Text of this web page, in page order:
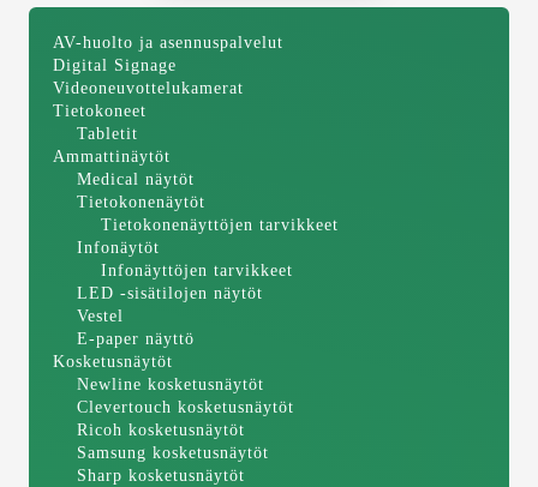
AV-huolto ja asennuspalvelut
Digital Signage
Videoneuvottelukamerat
Tietokoneet
Tabletit
Ammattinäytöt
Medical näytöt
Tietokonenäytöt
Tietokonenäyttöjen tarvikkeet
Infonäytöt
Infonäyttöjen tarvikkeet
LED -sisätilojen näytöt
Vestel
E-paper näyttö
Kosketusnäytöt
Newline kosketusnäytöt
Clevertouch kosketusnäytöt
Ricoh kosketusnäytöt
Samsung kosketusnäytöt
Sharp kosketusnäytöt